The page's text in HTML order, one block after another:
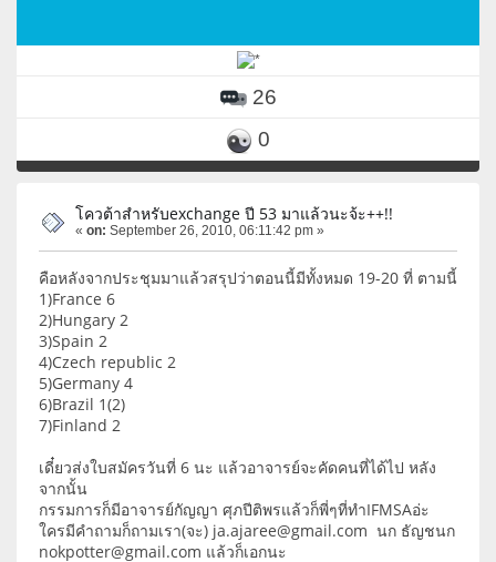
26
0
โควต้าสำหรับexchange ปี 53 มาแล้วนะจ้ะ++!!
« on: September 26, 2010, 06:11:42 pm »
คือหลังจากประชุมมาแล้วสรุปว่าตอนนี้มีทั้งหมด 19-20 ที่ ตามนี้
1)France 6
2)Hungary 2
3)Spain 2
4)Czech republic 2
5)Germany 4
6)Brazil 1(2)
7)Finland 2
เดี๋ยวส่งใบสมัครวันที่ 6 นะ แล้วอาจารย์จะคัดคนที่ได้ไป หลัง
จากนั้น
กรรมการก็มีอาจารย์กัญญา ศุภปีติพรแล้วก็พี่ๆที่ทำIFMSAอ่ะ
ใครมีคำถามก็ถามเรา(จะ) ja.ajaree@gmail.com นก ธัญชนก
nokpotter@gmail.com แล้วก็เอกนะ